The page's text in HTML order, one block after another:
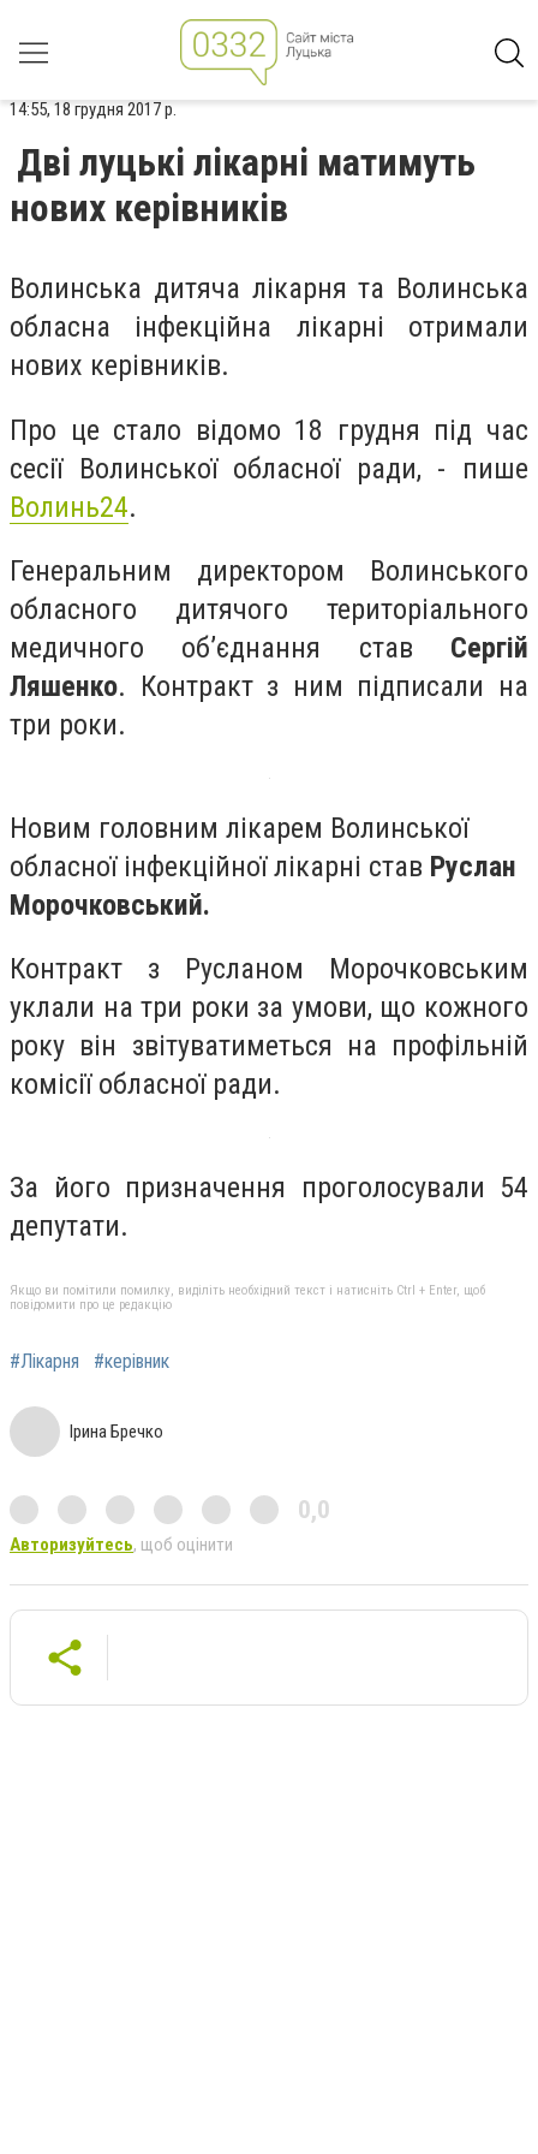
14:55, 18 грудня 2017 р.
Дві луцькі лікарні матимуть
нових керівників
Волинська дитяча лікарня та Волинська
обласна інфекційна лікарні отримали
нових керівників.
Про це стало відомо 18 грудня під час
сесії Волинської обласної ради, - пише
Волинь24.
Генеральним директором Волинського
обласного дитячого територіального
медичного об’єднання став Сергій
Ляшенко. Контракт з ним підписали на
три роки.
Новим головним лікарем Волинської
обласної інфекційної лікарні став Руслан
Морочковський.
Контракт з Русланом Морочковським
уклали на три роки за умови, що кожного
року він звітуватиметься на профільній
комісії обласної ради.
За його призначення проголосували 54
депутати.
Якщо ви помітили помилку, виділіть необхідний текст і натисніть Ctrl + Enter, щоб
повідомити про це редакцію
#Лікарня #керівник
Ірина Бречко
0,0
Авторизуйтесь, щоб оцінити